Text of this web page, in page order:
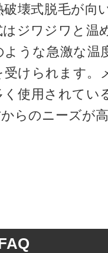
壊式脱毛が向
ジワジワと温
うな急激な温
けられます。
使用されてい
らのニーズが